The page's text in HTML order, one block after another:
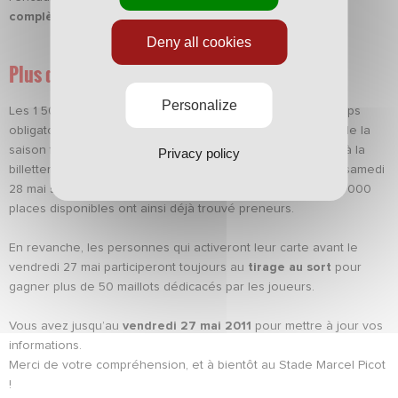
complètement
votre fiche client.
Plus de 50 maillots dédicacés à gagner
Les 1 500 premiers supporters qui ont rempli tous les champs
obligatoires ont gagné deux places pour le dernier match de la
saison face au Racing club de Lens. Ils pourront les retirer à la
billetterie du club (de 10h à 12h & 14h à 18h) du lundi 23 au samedi
28 mai sur présentation de leur mail de confirmation. Les 3 000
places disponibles ont ainsi déjà trouvé preneurs.
En revanche, les personnes qui activeront leur carte avant le
vendredi 27 mai participeront toujours au tirage au sort pour
gagner plus de 50 maillots dédicacés par les joueurs.
Vous avez jusqu’au vendredi 27 mai 2011 pour mettre à jour vos
informations.
Merci de votre compréhension, et à bientôt au Stade Marcel Picot
!
Deny all cookies
Personalize
Privacy policy